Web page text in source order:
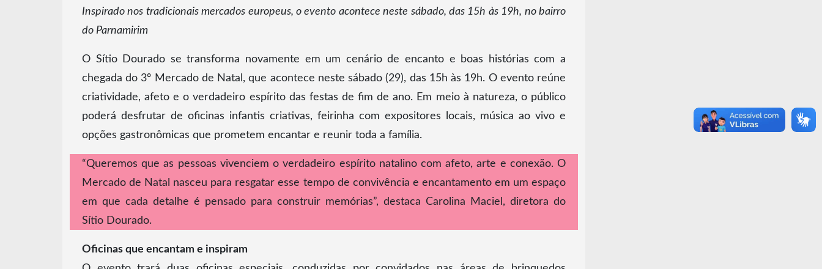
Inspirado nos tradicionais mercados europeus, o evento acontece neste sábado, das 15h às 19h, no bairro
do Parnamirim
O Sítio Dourado se transforma novamente em um cenário de encanto e boas histórias com a
chegada do 3º Mercado de Natal, que acontece neste sábado (29), das 15h às 19h. O evento reúne
criatividade, afeto e o verdadeiro espírito das festas de fim de ano. Em meio à natureza, o público
poderá desfrutar de oficinas infantis criativas, feirinha com expositores locais, música ao vivo e
opções gastronômicas que prometem encantar e reunir toda a família.
“Queremos que as pessoas vivenciem o verdadeiro espírito natalino com afeto, arte e conexão. O
Mercado de Natal nasceu para resgatar esse tempo de convivência e encantamento em um espaço
em que cada detalhe é pensado para construir memórias”, destaca Carolina Maciel, diretora do
Sítio Dourado.
Oficinas que encantam e inspiram